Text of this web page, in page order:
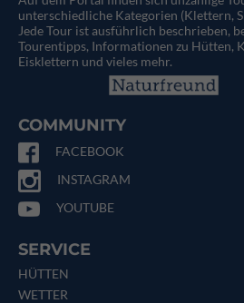
unterschiedliche Kategorien (Klettern,
Jede Tour ist ausführlich beschrieben,
Tourentipps, Informationen zu Hütten,
Eisklettern und vieles mehr.
COMMUNITY
FACEBOOK
INSTAGRAM
YOUTUBE
SERVICE
HÜTTEN
WETTER